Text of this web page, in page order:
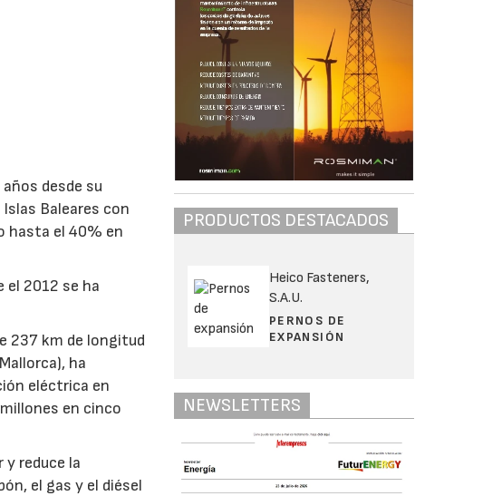
desde su
Baleares con
hasta el 40% en
el 2012 se ha
237 km de longitud
ha
eléctrica en
en cinco
reduce la
el gas y el diésel
PRODUCTOS DESTACADOS
Heico Fasteners,
S.A.U.
PERNOS DE
EXPANSIÓN
NEWSLETTERS